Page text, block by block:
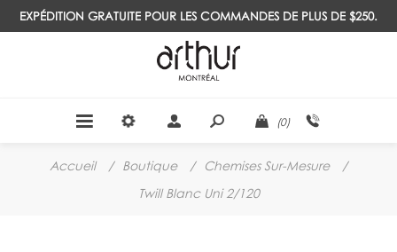
EXPÉDITION GRATUITE POUR LES COMMANDES DE PLUS DE $250.
(0)
Accueil / Boutique / Chemises Sur-Mesure
/
Twill Blanc Uni 2/120